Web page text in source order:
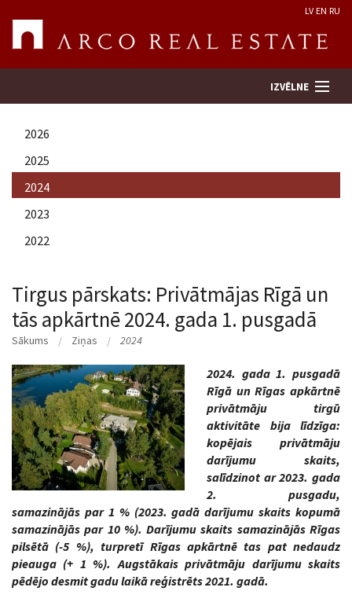
LV EN RU
IZVĒLNE
Meklēt īpašumu
Novērtēt īpašumu
Uzņēmums
Pakalpojumi
Kontakti
2026
2025
2024
2023
2022
Tirgus pārskats: Privātmājas Rīgā un
tās apkārtnē 2024. gada 1. pusgadā
Sākums Ziņas 2024
2024. gada 1. pusgadā
Rīgā un Rīgas apkārtnē
privātmāju tirgū
aktivitāte bija līdzīga:
kopējais privātmāju
darījumu skaits,
salīdzinot ar 2023. gada
2. pusgadu,
samazinājās par 1 % (2023. gadā darījumu skaits kopumā
samazinājās par 10 %). Darījumu skaits samazinājās Rīgas
pilsētā (-5 %), turpretī Rīgas apkārtnē tas pat nedaudz
pieauga (+ 1 %). Augstākais privātmāju darījumu skaits
pēdējo desmit gadu laikā reģistrēts 2021. gadā.